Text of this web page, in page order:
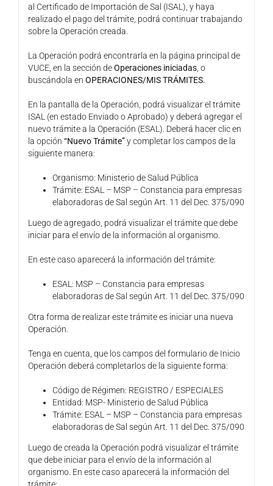
al Certificado de Importación de Sal (ISAL), y haya
realizado el pago del trámite, podrá continuar trabajando
sobre la Operación creada.
La Operación podrá encontrarla en la página principal de
VUCE, en la sección deOperaciones iniciadas , o
buscándola en OPERACIONES/MIS TRÁMITES.
En la pantalla de la Operación, podrá visualizar el trámite
ISAL (en estado Enviado o Aprobado) y deberá agregar el
nuevo trámite a la Operación (ESAL). Deberá hacer clic en
la opción “Nuevo Trámite”y completar los campos de la
siguiente manera:
Organismo: Ministerio de Salud Pública
Trámite: ESAL – MSP – Constancia para empresas
elaboradoras de Sal según Art. 11 del Dec. 375/090
Luego de agregado, podrá visualizar el trámite que debe
iniciar para el envío de la información al organismo.
En este caso aparecerá la información del trámite:
ESAL: MSP – Constancia para empresas
elaboradoras de Sal según Art. 11 del Dec. 375/090
Otra forma de realizar este trámite es iniciar una nueva
Operación.
Tenga en cuenta, que los campos del formulario de Inicio
Operación deberá completarlos de la siguiente forma:
Código de Régimen: REGISTRO / ESPECIALES
Entidad: MSP- Ministerio de Salud Pública
Trámite: ESAL – MSP – Constancia para empresas
elaboradoras de Sal según Art. 11 del Dec. 375/090
Luego de creada la Operación podrá visualizar el trámite
que debe iniciar para el envío de la información al
organismo. En este caso aparecerá la información del
trámite: